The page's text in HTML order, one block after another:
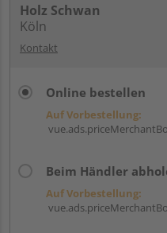
Holz Schwan
Köln
Kontakt
Online bestellen
Auf Vorbestellung:
Beim Händler
Auf Vorbestellung: